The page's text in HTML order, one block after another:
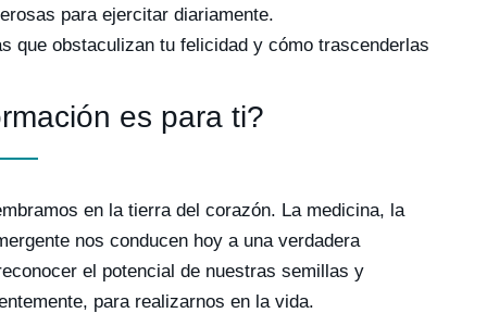
para ejercitar diariamente.
que obstaculizan tu felicidad y cómo trascenderlas
es para ti?
en la tierra del corazón. La medicina, la
nos conducen hoy a una verdadera
el potencial de nuestras semillas y
para realizarnos en la vida.